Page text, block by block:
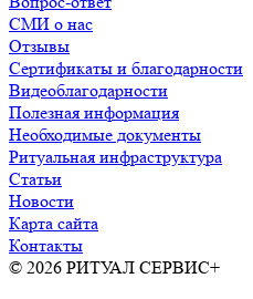
СМИ о нас
Отзывы
Сертификаты и благодарности
Видеоблагодарности
Полезная информация
Необходимые документы
Ритуальная инфраструктура
Статьи
Новости
Карта сайта
Контакты
© 2026 РИТУАЛ СЕРВИС+